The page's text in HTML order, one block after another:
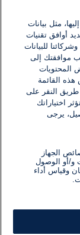
مثل بيانات
أوافق تقنيات
للبيانات
موافقتك إلى
المحتويات
القائمة
النقر على
اختياراتك
يرجى
الجهاز
و/أو الوصول
وقياس أداء